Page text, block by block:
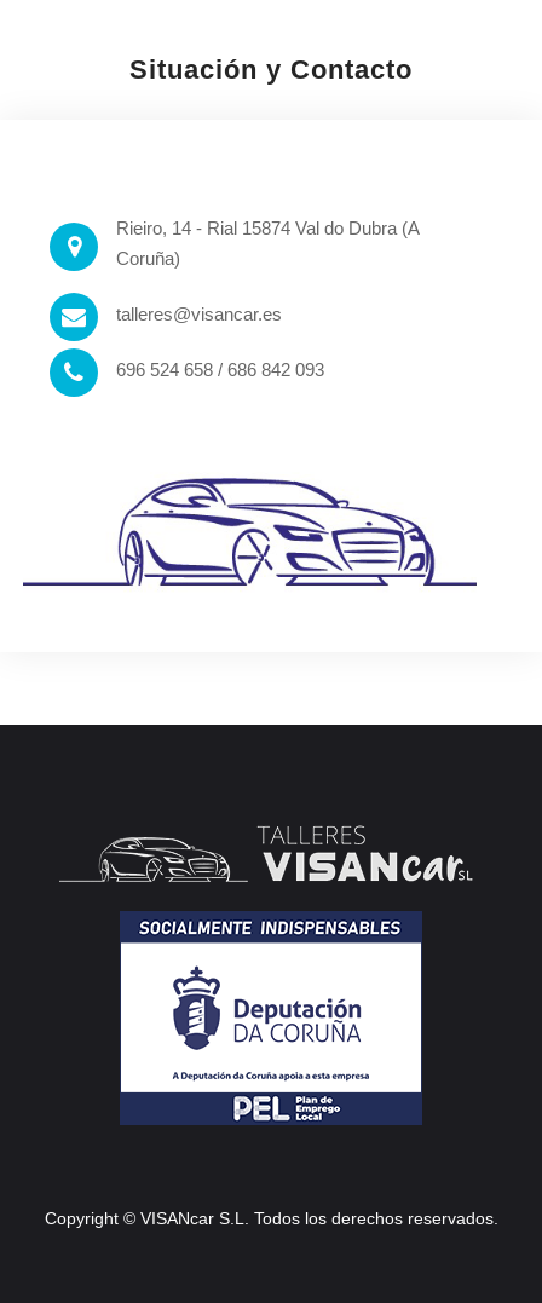
Situación y Contacto
Rieiro, 14 - Rial 15874 Val do Dubra (A
Coruña)
talleres@visancar.es
696 524 658 / 686 842 093
Copyright © VISANcar S.L. Todos los derechos reservados.